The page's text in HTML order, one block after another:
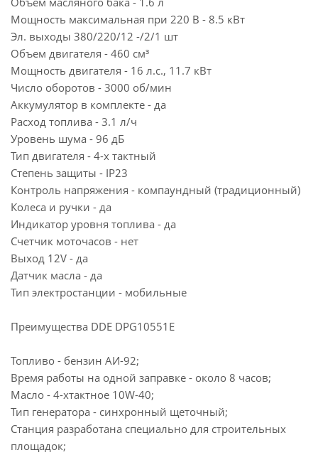
Мощность максимальная при 220 В - 8.5 кВт
Эл. выходы 380/220/12 -/2/1 шт
Объем двигателя - 460 см³
Мощность двигателя - 16 л.с., 11.7 кВт
Число оборотов - 3000 об/мин
Аккумулятор в комплекте - да
Расход топлива - 3.1 л/ч
Уровень шума - 96 дБ
Тип двигателя - 4-х тактный
Степень защиты - IP23
Контроль напряжения - компаундный (традиционный)
Колеса и ручки - да
Индикатор уровня топлива - да
Счетчик моточасов - нет
Выход 12V - да
Датчик масла - да
Тип электростанции - мобильные
Преимущества DDE DPG10551E
Топливо - бензин АИ-92;
Время работы на одной заправке - около 8 часов;
Масло - 4-хтактное 10W-40;
Тип генератора - синхронный щеточный;
Станция разработана специально для строительных
площадок;